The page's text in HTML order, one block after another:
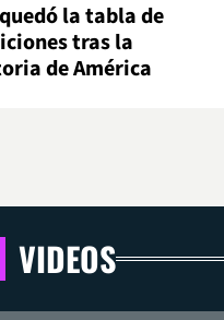
la tabla de
tras la
de América
VIDEOS